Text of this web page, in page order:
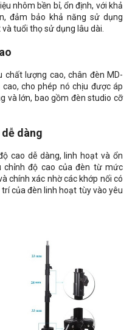
nhôm bền bỉ, ổn định, với khả
đảm bảo khả năng sử dụng
tuổi thọ sử dụng lâu dài.
chất lượng cao, chân đèn MD-
cho phép nó chịu được áp
và lớn, bao gồm đèn studio cỡ
dàng
cao dễ dàng, linh hoạt và ổn
chỉnh độ cao của đèn từ mức
chính xác nhờ các khớp nối có
của đèn linh hoạt tùy vào yêu